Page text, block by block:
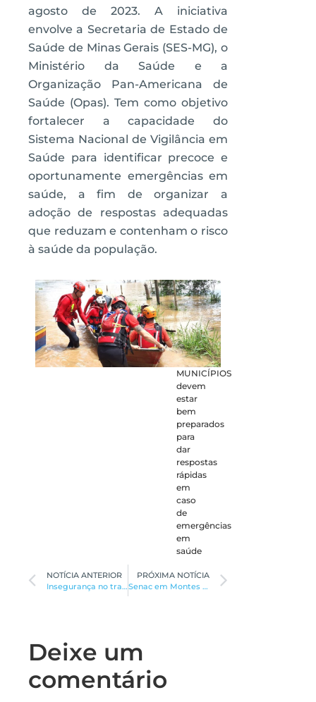
agosto de 2023. A iniciativa
envolve a Secretaria de Estado de
Saúde de Minas Gerais (SES-MG), o
Ministério da Saúde e a
Organização Pan-Americana de
Saúde (Opas). Tem como objetivo
fortalecer a capacidade do
Sistema Nacional de Vigilância em
Saúde para identificar precoce e
oportunamente emergências em
saúde, a fim de organizar a
adoção de respostas adequadas
que reduzam e contenham o risco
à saúde da população.
MUNICÍPIOS
devem
estar
bem
preparados
para
dar
respostas
rápidas
em
caso
de
emergências
em
saúde
NOTÍCIA ANTERIOR
Insegurança no transporte coletivo urbano
PRÓXIMA NOTÍCIA
Senac em Montes Claros oferece vagas em onze cursos gratuitos
Deixe um
comentário